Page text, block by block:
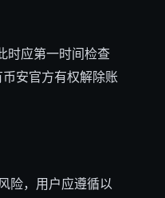
时应第一时间检查
安官方有权解除账
险，用户应遵循以